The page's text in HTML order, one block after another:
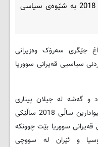
بچێت و قه‌یرانی ئه‌و وڵاته‌ له‌ ساڵی 2018 به‌ شێوه‌ی سیاسی
جێگری سه‌رۆک وه‌زیرانی
بۆ چاره‌سه‌رکردنی سیاسیی قه‌یرانی سووریا
و گه‌شه‌ له‌ جیلان پیناری
پارێزگای شانلی ئۆرفا ڕای‌گه‌یاند: "ئێمه‌ هیوادارین ساڵی 2018 ساڵێکی
سووریا بێت چوونکه‌
و ئێران له‌ سووچی